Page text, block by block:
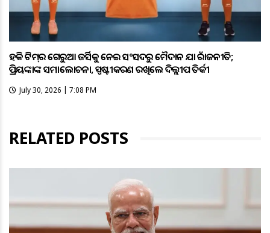
ହକି ଟିମ୍‌ର ଗେରୁଆ ଜର୍ସିକୁ ନେଇ ସଂସଦରୁ ମୈଦାନ ଯାଏଁ ରାଜନୀତି;
ପ୍ରିୟଙ୍କାଙ୍କ ସମାଲୋଚନା, ସ୍ପଷ୍ଟୀକରଣ ରଖିଲେ ଦିଲ୍ଲୀପ ତିର୍କୀ
July 30, 2026 | 7:08 PM
RELATED POSTS